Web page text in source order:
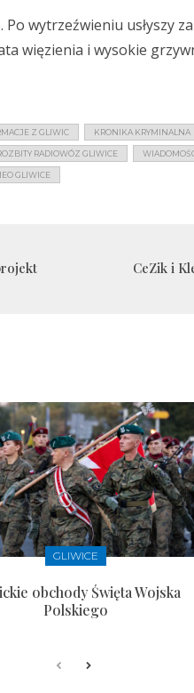
wytrzeźwieniu usłyszy
więzienia i wysokie
Z GLIWIC KRONIKA KRYMINALNA
RADIOWÓZ GLIWICE
GLIWICE
CeZik i
GLIWICE
obchody Święta Wojska
Polskiego